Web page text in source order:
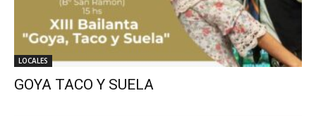
LOCALES
GOYA TACO Y SUELA